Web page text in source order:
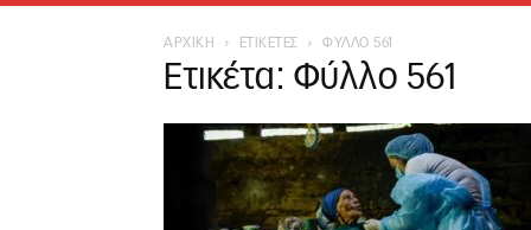
ΑΡΧΙΚΉ ΕΤΙΚΈΤΕΣ ΦΎΛΛΟ 561
Ετικέτα: Φύλλο 561